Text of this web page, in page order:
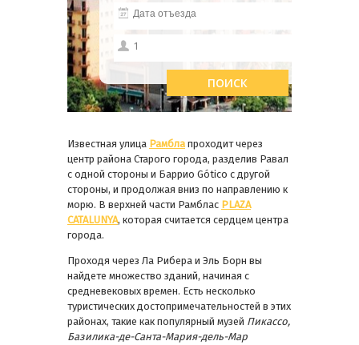
Известная улица Рамбла проходит через
центр района Старого города, разделив Равал
с одной стороны и Баррио Gótico с другой
стороны, и продолжая вниз по направлению к
морю. В верхней части Рамблас PLAZA
CATALUNYA, которая считается сердцем центра
города.
Проходя через Ла Рибера и Эль Борн вы
найдете множество зданий, начиная с
средневековых времен. Есть несколько
туристических достопримечательностей в этих
районах, такие как популярный музей Пикассо,
Базилика-де-Санта-Мария-дель-Мар